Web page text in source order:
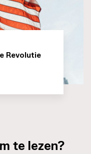
Revolutie
te lezen?